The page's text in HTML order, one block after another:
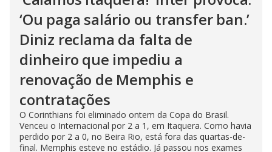
‘Ou paga salário ou transfer ban.’
Diniz reclama da falta de
dinheiro que impediu a
renovação de Memphis e
contratações
O Corinthians foi eliminado ontem da Copa do Brasil.
Venceu o Internacional por 2 a 1, em Itaquera. Como havia
perdido por 2 a 0, no Beira Rio, está fora das quartas-de-
final. Memphis esteve no estádio. Já passou nos exames